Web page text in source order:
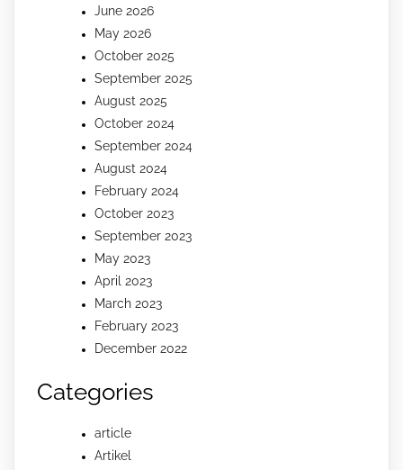
June 2026
May 2026
October 2025
September 2025
August 2025
October 2024
September 2024
August 2024
February 2024
October 2023
September 2023
May 2023
April 2023
March 2023
February 2023
December 2022
Categories
article
Artikel